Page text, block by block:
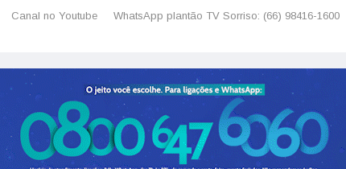
Canal no Youtube WhatsApp plantão TV Sorriso: (66) 98416-1600